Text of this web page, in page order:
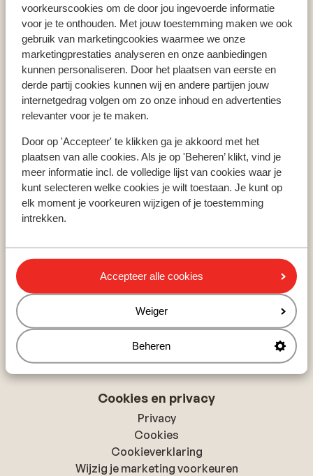
voorkeurscookies om de door jou ingevoerde informatie
voor je te onthouden. Met jouw toestemming maken we ook
gebruik van marketingcookies waarmee we onze
marketingprestaties analyseren en onze aanbiedingen
kunnen personaliseren. Door het plaatsen van eerste en
derde partij cookies kunnen wij en andere partijen jouw
internetgedrag volgen om zo onze inhoud en advertenties
relevanter voor je te maken.
Door op 'Accepteer' te klikken ga je akkoord met het
plaatsen van alle cookies. Als je op 'Beheren’ klikt, vind je
meer informatie incl. de volledige lijst van cookies waar je
kunt selecteren welke cookies je wilt toestaan. Je kunt op
elk moment je voorkeuren wijzigen of je toestemming
intrekken.
Accepteer alle cookies
Weiger
Beheren
Populaire wintersportbestemmingen
Gerlos
Mayrhofen
Saalbach
Populaire skigebieden
Zillertal
Skicircus Saalbach-Hinterglemm
Ski Amadé
Over Sunweb
Over Sunweb
Verantwoord op vakantie
Vacatures
Pers & media
Toegankelijkheidsverklaring
Cookies en privacy
Privacy
Cookies
Cookieverklaring
Wijzig je marketing voorkeuren